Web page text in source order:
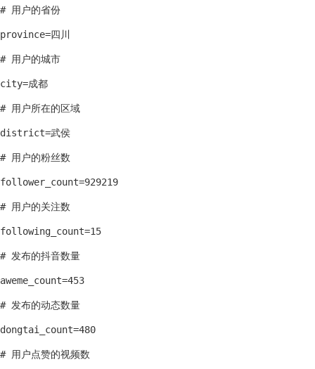
# 用户的省份
province=四川
# 用户的城市
city=成都
# 用户所在的区域
district=武侯
# 用户的粉丝数
follower_count=929219
# 用户的关注数
following_count=15
# 发布的抖音数量
aweme_count=453
# 发布的动态数量
dongtai_count=480
# 用户点赞的视频数